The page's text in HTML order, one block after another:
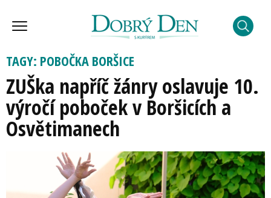
TAGY: POBOČKA BORŠICE
ZUŠka napříč žánry oslavuje 10.
výročí poboček v Boršicích a
Osvětimanech